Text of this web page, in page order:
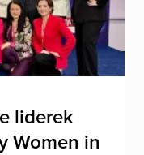
liderek
Women in